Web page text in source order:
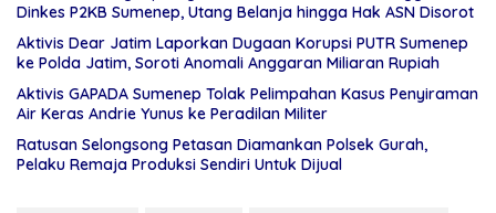
Dinkes P2KB Sumenep, Utang Belanja hingga Hak ASN Disorot
Aktivis Dear Jatim Laporkan Dugaan Korupsi PUTR Sumenep
ke Polda Jatim, Soroti Anomali Anggaran Miliaran Rupiah
Aktivis GAPADA Sumenep Tolak Pelimpahan Kasus Penyiraman
Air Keras Andrie Yunus ke Peradilan Militer
Ratusan Selongsong Petasan Diamankan Polsek Gurah,
Pelaku Remaja Produksi Sendiri Untuk Dijual